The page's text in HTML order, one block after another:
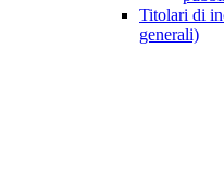
Titolari di
generali)